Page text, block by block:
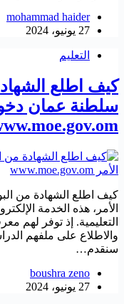
mohammad haider
27 يونيو، 2024
التعليم
كيف اطلع
سلطنة عمان
كيف اطلع الشهادة من
الأمر، هذه الخدمة
التعليمية. إذ توفر لهم
والاطلاع على ملفهم
سنقدم…
boushra zeno
27 يونيو، 2024